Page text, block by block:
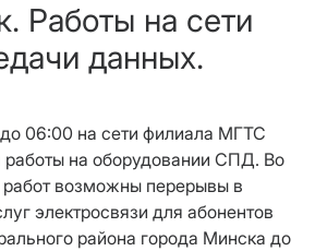
Работы на сети
данных.
06:00 на сети филиала МГТС
работы на оборудовании СПД. Во
возможны перерывы в
электросвязи для абонентов
района города Минска до